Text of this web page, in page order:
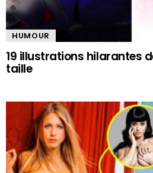
HUMOUR
19 illustrations hilarantes
taille